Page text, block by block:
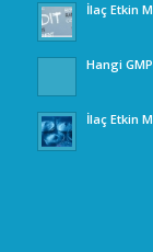
İlaç Etkin
Hangi
İlaç Etkin